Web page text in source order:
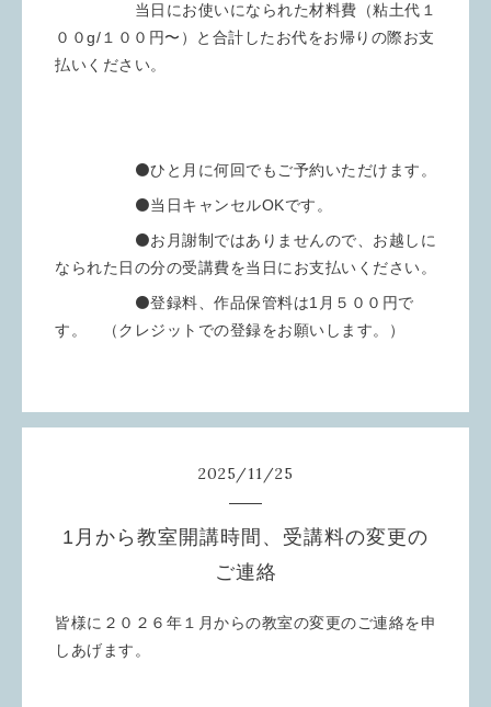
当日にお使いになられた材料費（粘土代１
００g/１００円〜）と合計したお代をお帰りの際お支
払いください。
⚫️ひと月に何回でもご予約いただけます。
⚫️当日キャンセルOKです。
⚫️お月謝制ではありませんので、お越しに
なられた日の分の受講費を当日にお支払いください。
⚫️登録料、作品保管料は1月５００円で
す。 （クレジットでの登録をお願いします。）
2025/11/25
1月から教室開講時間、受講料の変更の
ご連絡
皆様に２０２６年１月からの教室の変更のご連絡を申
しあげます。